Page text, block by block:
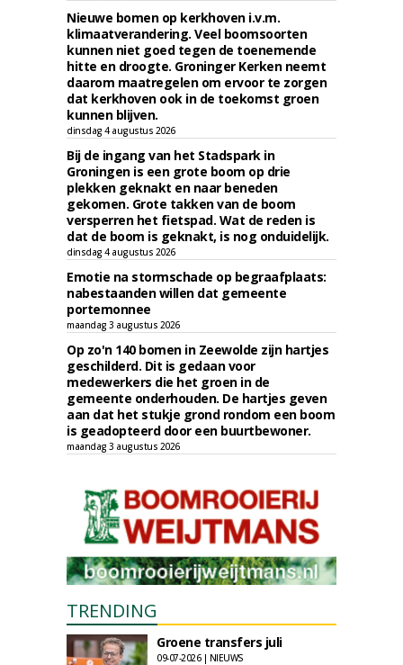
Nieuwe bomen op kerkhoven i.v.m.
klimaatverandering. Veel boomsoorten
kunnen niet goed tegen de toenemende
hitte en droogte. Groninger Kerken neemt
daarom maatregelen om ervoor te zorgen
dat kerkhoven ook in de toekomst groen
kunnen blijven.
dinsdag 4 augustus 2026
Bij de ingang van het Stadspark in
Groningen is een grote boom op drie
plekken geknakt en naar beneden
gekomen. Grote takken van de boom
versperren het fietspad. Wat de reden is
dat de boom is geknakt, is nog onduidelijk.
dinsdag 4 augustus 2026
Emotie na stormschade op begraafplaats:
nabestaanden willen dat gemeente
portemonnee
maandag 3 augustus 2026
Op zo'n 140 bomen in Zeewolde zijn hartjes
geschilderd. Dit is gedaan voor
medewerkers die het groen in de
gemeente onderhouden. De hartjes geven
aan dat het stukje grond rondom een boom
is geadopteerd door een buurtbewoner.
maandag 3 augustus 2026
TRENDING
Groene transfers juli
09-07-2026 | NIEUWS